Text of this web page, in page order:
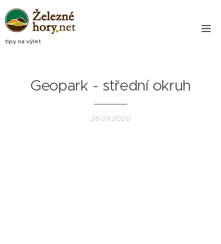
tipy na výlet
Geopark - střední okruh
28.09.2020